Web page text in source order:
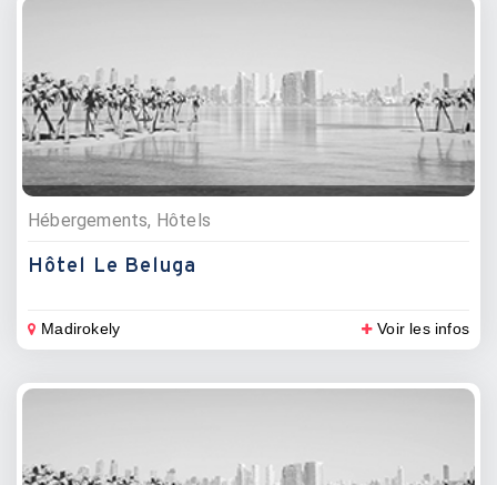
Hébergements, Hôtels
Hôtel Le Beluga
Madirokely Voir les infos